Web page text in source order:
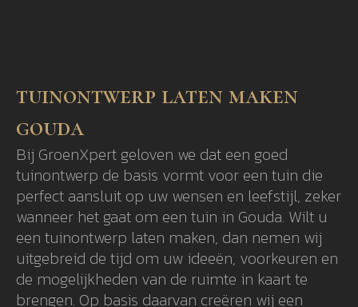
tuinontwerp laten maken
gouda
Bij GroenXpert geloven we dat een goed
tuinontwerp de basis vormt voor een tuin die
perfect aansluit op uw wensen en leefstijl, zeker
wanneer het gaat om een tuin in Gouda. Wilt u
een tuinontwerp laten maken, dan nemen wij
uitgebreid de tijd om uw ideeën, voorkeuren en
de mogelijkheden van de ruimte in kaart te
brengen. Op basis daarvan creëren wij een